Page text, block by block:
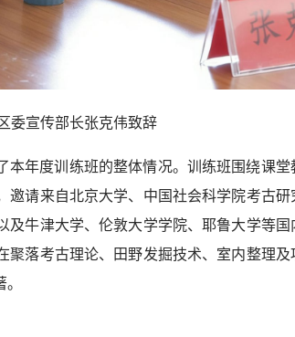
委宣传部长张克伟致辞
本年度训练班的整体情况。训练班围绕课
请来自北京大学、中国社会科学院考古研
牛津大学、伦敦大学学院、耶鲁大学等国
落考古理论、田野发掘技术、室内整理及